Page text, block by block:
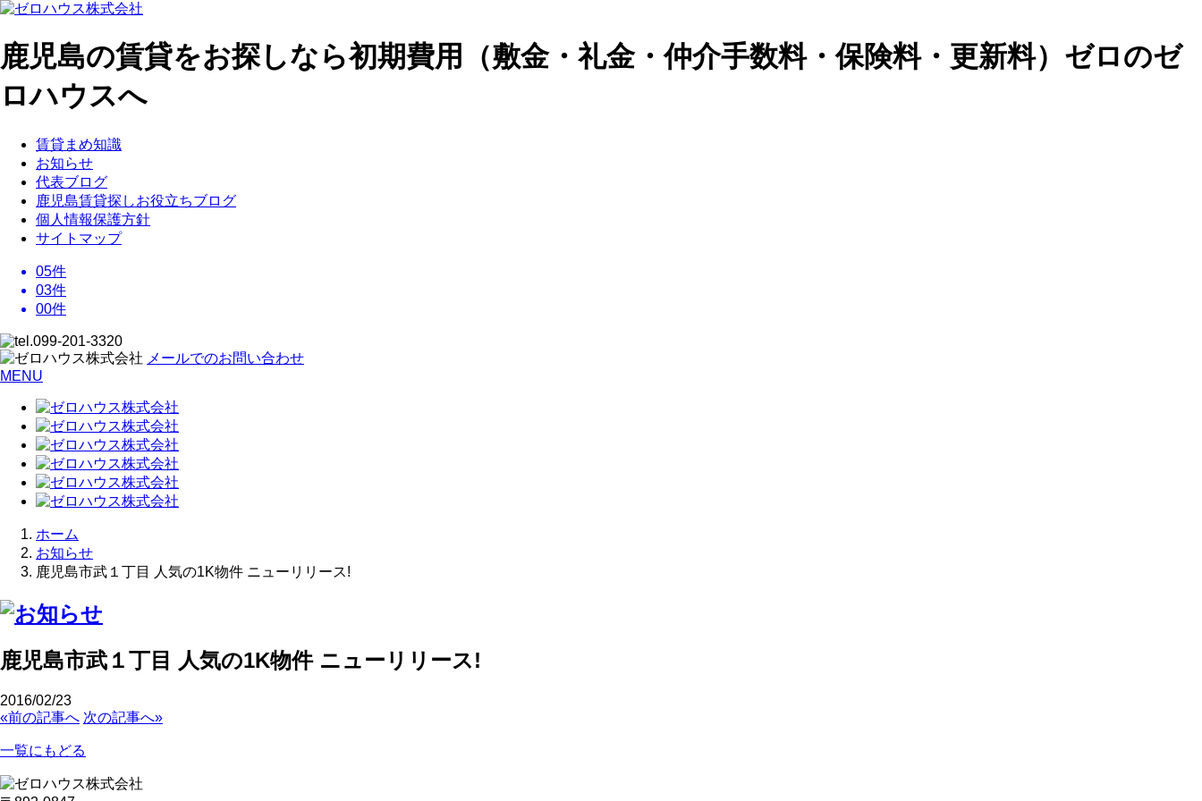
鹿児島の賃貸をお探しなら初期費用（敷金・礼金・仲介手数料・保険料・更新料）ゼロのゼ
ロハウスへ
賃貸まめ知識
お知らせ
代表ブログ
鹿児島賃貸探しお役立ちブログ
個人情報保護方針
サイトマップ
05件
03件
00件
メールでのお問い合わせ
MENU
ホーム
お知らせ
鹿児島市武１丁目 人気の1K物件 ニューリリース!
鹿児島市武１丁目 人気の1K物件 ニューリリース!
2016/02/23
«前の記事へ 次の記事へ»
一覧にもどる